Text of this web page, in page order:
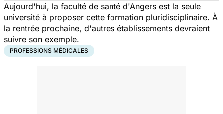
Aujourd'hui, la faculté de santé d'Angers est la seule
université à proposer cette formation pluridisciplinaire. À
la rentrée prochaine, d'autres établissements devraient
suivre son exemple.
PROFESSIONS MÉDICALES